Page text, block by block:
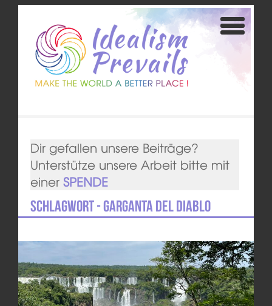
Dir gefallen unsere Beiträge?
Unterstütze unsere Arbeit bitte mit
einer SPENDE
Schlagwort - Garganta del Diablo